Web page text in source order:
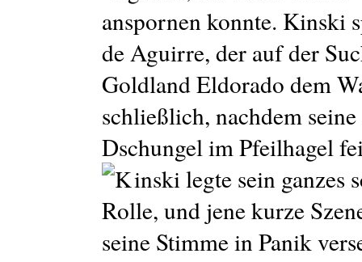
anspornen konnte. Kinski
de Aguirre, der auf der
Goldland Eldorado dem
schließlich, nachdem
Dschungel im Pfeilhagel
inski legte sein ganzes
Rolle, und jene kurze
seine Stimme in Panik